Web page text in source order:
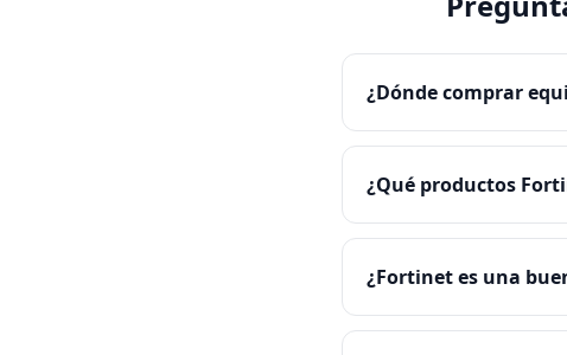
¿Dónde comprar
¿Qué productos
¿Fortinet es una